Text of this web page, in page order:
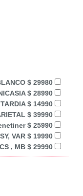
$ 29980
$ 28990
$ 14990
$ 39990
$ 25990
VAR $ 19990
, MB $ 29990